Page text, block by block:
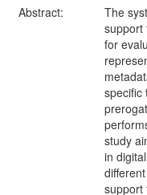
Abstract:
The
support
for
specific
study
in
support